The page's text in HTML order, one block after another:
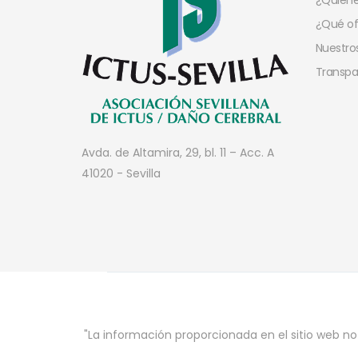
Avda. de Altamira, 29, bl. 11 – Acc. A
41020 - Sevilla
¿Qué
"La información proporcionada en el sitio web